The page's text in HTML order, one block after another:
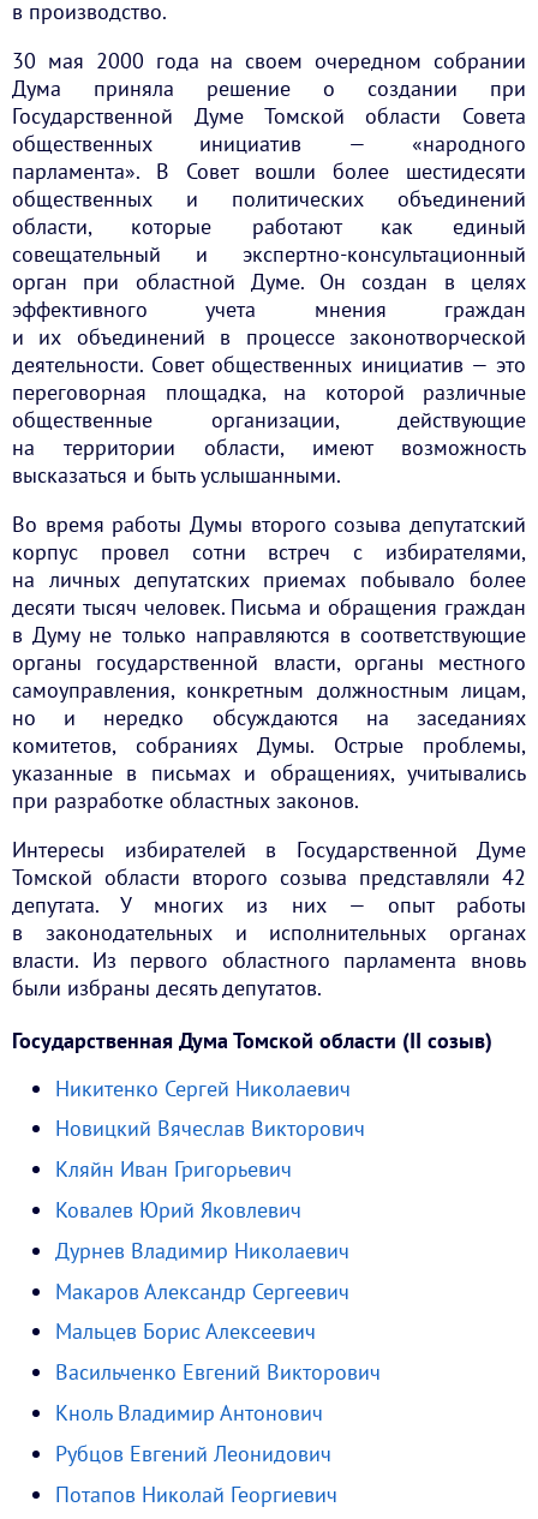
в производство.
30 мая 2000 года на своем очередном собрании
Дума приняла решение о создании при
Государственной Думе Томской области Совета
общественных инициатив — «народного
парламента». В Совет вошли более шестидесяти
общественных и политических объединений
области, которые работают как единый
совещательный и экспертно-консультационный
орган при областной Думе. Он создан в целях
эффективного учета мнения граждан
и их объединений в процессе законотворческой
деятельности. Совет общественных инициатив — это
переговорная площадка, на которой различные
общественные организации, действующие
на территории области, имеют возможность
высказаться и быть услышанными.
Во время работы Думы второго созыва депутатский
корпус провел сотни встреч с избирателями,
на личных депутатских приемах побывало более
десяти тысяч человек. Письма и обращения граждан
в Думу не только направляются в соответствующие
органы государственной власти, органы местного
самоуправления, конкретным должностным лицам,
но и нередко обсуждаются на заседаниях
комитетов, собраниях Думы. Острые проблемы,
указанные в письмах и обращениях, учитывались
при разработке областных законов.
Интересы избирателей в Государственной Думе
Томской области второго созыва представляли 42
депутата. У многих из них — опыт работы
в законодательных и исполнительных органах
власти. Из первого областного парламента вновь
были избраны десять депутатов.
Государственная Дума Томской области (II созыв)
Никитенко Сергей Николаевич
Новицкий Вячеслав Викторович
Кляйн Иван Григорьевич
Ковалев Юрий Яковлевич
Дурнев Владимир Николаевич
Макаров Александр Сергеевич
Мальцев Борис Алексеевич
Васильченко Евгений Викторович
Кноль Владимир Антонович
Рубцов Евгений Леонидович
Потапов Николай Георгиевич